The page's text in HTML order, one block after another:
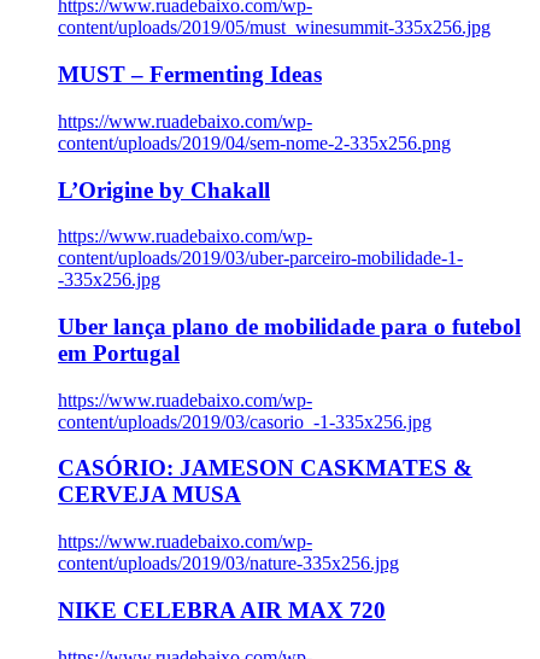
https://www.ruadebaixo.com/wp-
content/uploads/2019/05/must_winesummit-335x256.jpg
MUST – Fermenting Ideas
https://www.ruadebaixo.com/wp-
content/uploads/2019/04/sem-nome-2-335x256.png
L’Origine by Chakall
https://www.ruadebaixo.com/wp-
content/uploads/2019/03/uber-parceiro-mobilidade-1-
-335x256.jpg
Uber lança plano de mobilidade para o futebol
em Portugal
https://www.ruadebaixo.com/wp-
content/uploads/2019/03/casorio_-1-335x256.jpg
CASÓRIO: JAMESON CASKMATES &
CERVEJA MUSA
https://www.ruadebaixo.com/wp-
content/uploads/2019/03/nature-335x256.jpg
NIKE CELEBRA AIR MAX 720